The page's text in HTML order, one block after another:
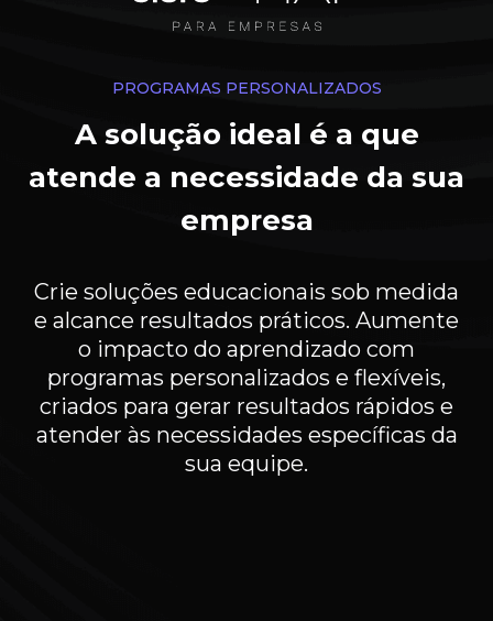
PROGRAMAS PERSONALIZADOS
A solução ideal é a que
atende a necessidade da sua
empresa
Crie soluções educacionais sob medida
e alcance resultados práticos. Aumente
o impacto do aprendizado com
programas personalizados e flexíveis,
criados para gerar resultados rápidos e
atender às necessidades específicas da
sua equipe.